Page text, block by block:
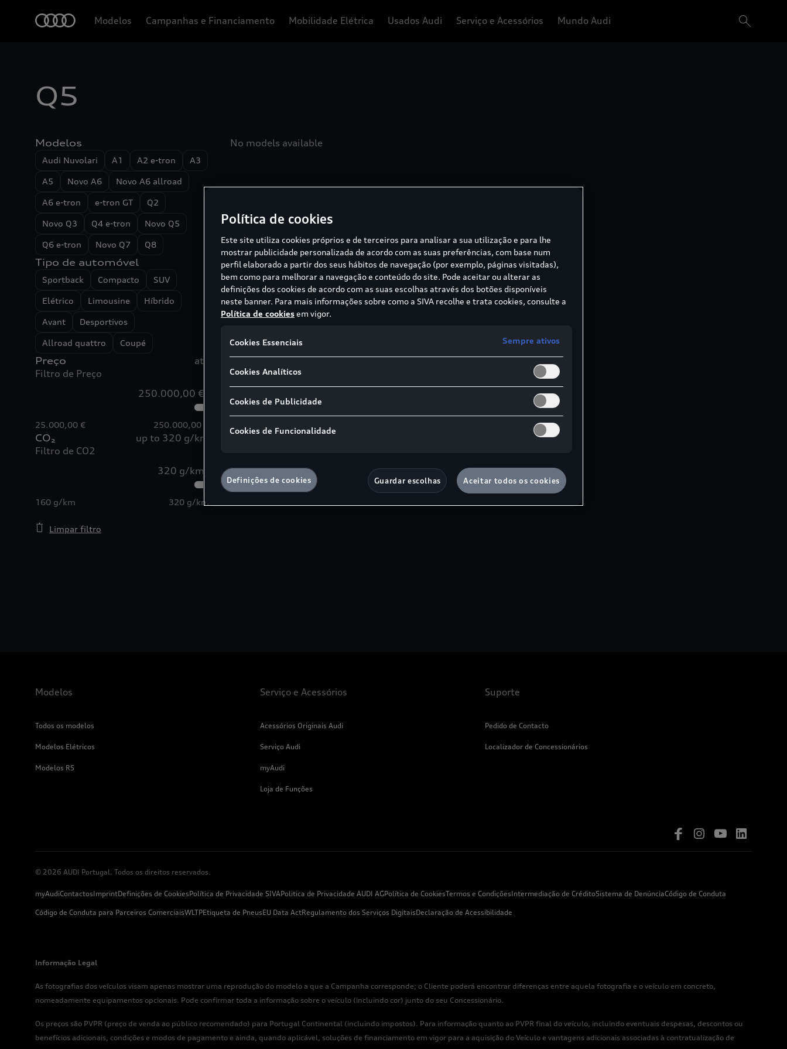
Modelos Campanhas e Financiamento Mobilidade Elétrica Usados Audi Serviço e Acessórios Mundo Audi
Q5
Modelos
Audi Nuvolari A1 A2 e-tron A3
A5 Novo A6 Novo A6 allroad
A6 e-tron e-tron GT Q2
Novo Q3 Q4 e-tron Novo Q5
Q6 e-tron Novo Q7 Q8
Tipo de automóvel
Sportback Compacto SUV
Elétrico Limousine Híbrido
Avant Desportivos
Allroad quattro Coupé
Preço
até
Filtro de Preço
250.000,00 €
25.000,00 € 250.000,00 €
CO₂
up to 320 g/km
Filtro de CO2
320 g/km
160 g/km 320 g/km
Limpar filtro
No models available
Modelos
Todos os modelos
Modelos Elétricos
Modelos RS
Serviço e Acessórios
Acessórios Originais Audi
Serviço Audi
myAudi
Loja de Funções
Suporte
Pedido de Contacto
Localizador de Concessionários
© 2026 AUDI Portugal. Todos os direitos reservados.
myAudiContactosImprintDefinições de CookiesPolítica de Privacidade SIVAPolitica de Privacidade AUDI AGPolítica de CookiesTermos e CondiçõesIntermediação de CréditoSistema de DenúnciaCódigo de Conduta
Código de Conduta para Parceiros ComerciaisWLTPEtiqueta de PneusEU Data ActRegulamento dos Serviços DigitaisDeclaração de Acessibilidade
Informação Legal
As fotografias dos veículos visam apenas mostrar uma reprodução do modelo a que a Campanha corresponde; o Cliente poderá encontrar diferenças entre aquela fotografia e o veículo em concreto,
nomeadamente equipamentos opcionais. Pode confirmar toda a informação sobre o veículo (incluindo cor) junto do seu Concessionário.
Os preços são PVPR (preço de venda ao público recomendado) para Portugal Continental (incluindo impostos). Para informação quanto ao PVPR final do veículo, incluindo eventuais despesas, descontos ou
benefícios adicionais, condições e modos de pagamento e ainda, quando aplicável, soluções de financiamento em vigor para a aquisição do Veículo e vantagens adicionais associadas à contratualização de
Política de cookies
Este site utiliza cookies próprios e de terceiros para analisar a sua utilização e para lhe
mostrar publicidade personalizada de acordo com as suas preferências, com base num
perfil elaborado a partir dos seus hábitos de navegação (por exemplo, páginas visitadas),
bem como para melhorar a navegação e conteúdo do site. Pode aceitar ou alterar as
definições dos cookies de acordo com as suas escolhas através dos botões disponíveis
neste banner. Para mais informações sobre como a SIVA recolhe e trata cookies, consulte a
Política de cookiesem vigor.
Cookies Essenciais Sempre ativos
Cookies Analíticos
Cookies de Publicidade
Cookies de Funcionalidade
Definições de cookies Guardar escolhas Aceitar todos os cookies